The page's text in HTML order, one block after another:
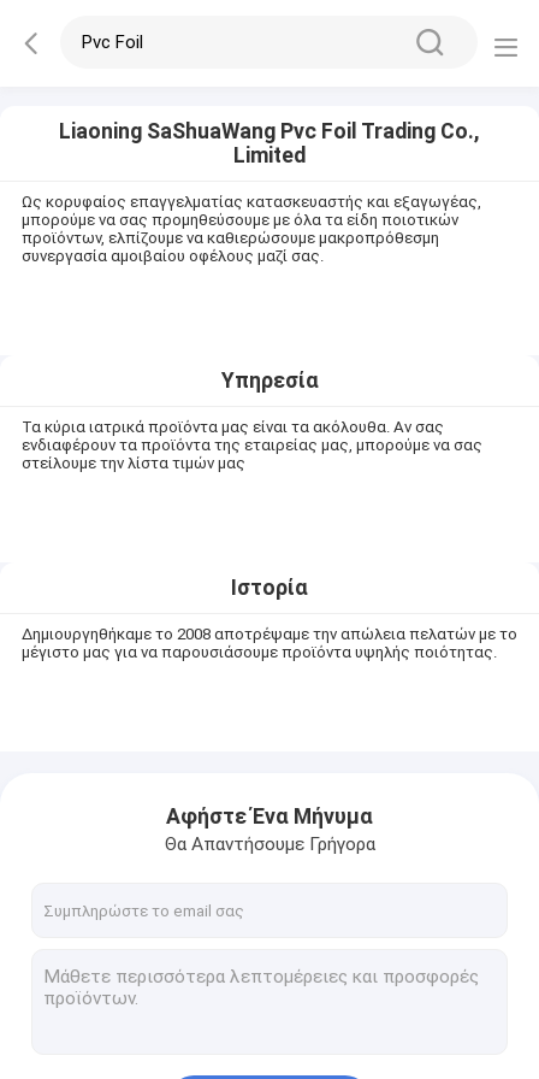
Liaoning SaShuaWang Pvc Foil Trading Co.,
Limited
Ως κορυφαίος επαγγελματίας κατασκευαστής και εξαγωγέας,
μπορούμε να σας προμηθεύσουμε με όλα τα είδη ποιοτικών
προϊόντων, ελπίζουμε να καθιερώσουμε μακροπρόθεσμη
συνεργασία αμοιβαίου οφέλους μαζί σας.
Υπηρεσία
Τα κύρια ιατρικά προϊόντα μας είναι τα ακόλουθα. Αν σας
ενδιαφέρουν τα προϊόντα της εταιρείας μας, μπορούμε να σας
στείλουμε την λίστα τιμών μας
Ιστορία
Δημιουργηθήκαμε το 2008 αποτρέψαμε την απώλεια πελατών με το
μέγιστο μας για να παρουσιάσουμε προϊόντα υψηλής ποιότητας.
Αφήστε Ένα Μήνυμα
Θα Απαντήσουμε Γρήγορα